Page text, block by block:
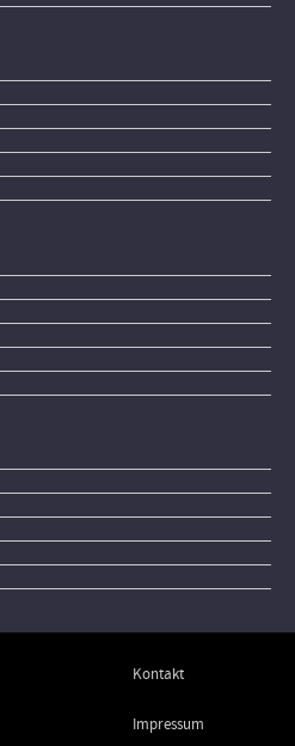
Kontakt
Impressum